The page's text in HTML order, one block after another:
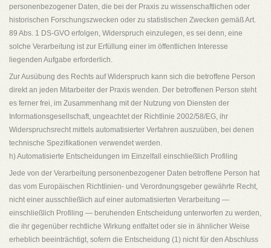
personenbezogener Daten, die bei der Praxis zu wissenschaftlichen oder
historischen Forschungszwecken oder zu statistischen Zwecken gemäß Art.
89 Abs. 1 DS-GVO erfolgen, Widerspruch einzulegen, es sei denn, eine
solche Verarbeitung ist zur Erfüllung einer im öffentlichen Interesse
liegenden Aufgabe erforderlich.
Zur Ausübung des Rechts auf Widerspruch kann sich die betroffene Person
direkt an jeden Mitarbeiter der Praxis wenden. Der betroffenen Person steht
es ferner frei, im Zusammenhang mit der Nutzung von Diensten der
Informationsgesellschaft, ungeachtet der Richtlinie 2002/58/EG, ihr
Widerspruchsrecht mittels automatisierter Verfahren auszuüben, bei denen
technische Spezifikationen verwendet werden.
h) Automatisierte Entscheidungen im Einzelfall einschließlich Profiling
Jede von der Verarbeitung personenbezogener Daten betroffene Person hat
das vom Europäischen Richtlinien- und Verordnungsgeber gewährte Recht,
nicht einer ausschließlich auf einer automatisierten Verarbeitung —
einschließlich Profiling — beruhenden Entscheidung unterworfen zu werden,
die ihr gegenüber rechtliche Wirkung entfaltet oder sie in ähnlicher Weise
erheblich beeinträchtigt, sofern die Entscheidung (1) nicht für den Abschluss